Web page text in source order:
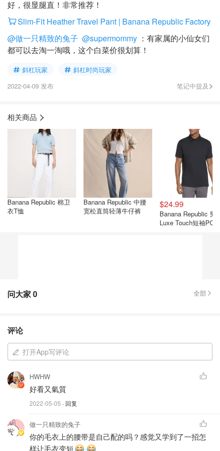
好，很显腿直！非常推荐！
Slim-Fit Heather Travel Pant | Banana Republic Factory
@做一只精致的兔子 @supermommy ：有家属的小仙女们
都可以去淘一淘哦，这个白菜价很划算！
斜杠玩家
斜杠时尚玩家
2022-04-09 发布
笔记中提及
相关商品
Banana Republic 棉卫
衣T恤
Banana Republic 中腰
宽松直筒轻薄牛仔裤
$24.99
Banana Republic 男士
Luxe Touch短袖
问大家0 全部
评论
打开App写评论
HWHW
好看又氣質
2022-05-05 · 回复
做一只精致的兔子
你的毛衣上的腰带是自己配的吗？感觉又学到了一招怎
样让毛衣变短